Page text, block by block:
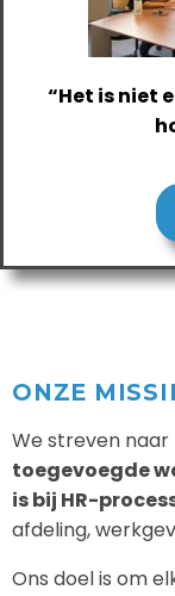
“Het is niet
ONZE
We streven naar
toegevoegde
is bij HR-
afdeling,
Ons doel is om